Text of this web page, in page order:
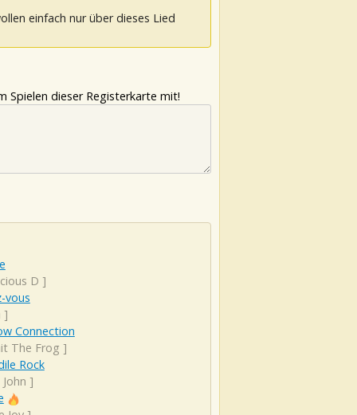
einfach nur über dieses Lied
Spielen dieser Registerkarte mit!
D ]
vous
]
Connection
The Frog ]
Rock
]